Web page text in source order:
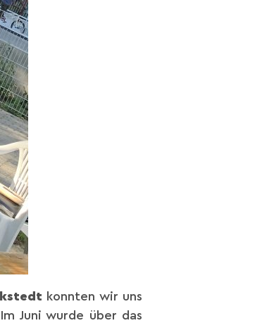
konnten wir uns
Juni wurde über das